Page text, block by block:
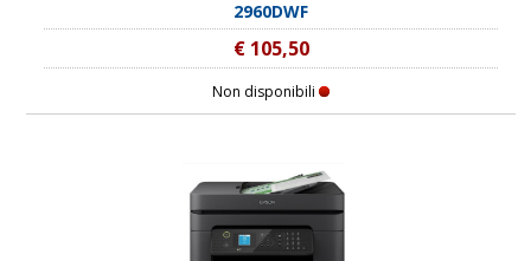
2960DWF
€ 105,50
Non disponibili